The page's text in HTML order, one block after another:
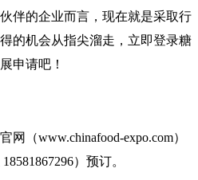
伴的企业而言，现在就是采取行
的机会从指尖溜走，立即登录糖
申请吧！
（www.chinafood-expo.com）
）预订。